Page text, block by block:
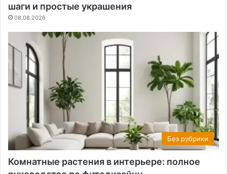
шаги и простые украшения
08.08.2026
Без рубрики
Комнатные растения в интерьере: полное